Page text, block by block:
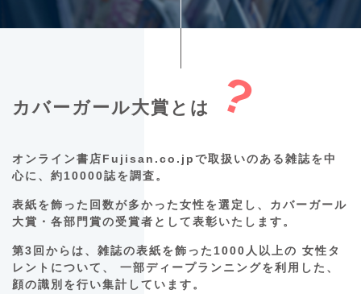
カバーガール大賞とは ?
オンライン書店Fujisan.co.jpで取扱いのある雑誌を中
心に、約10000誌を調査。
表紙を飾った回数が多かった女性を選定し、カバーガール
大賞・各部門賞の受賞者として表彰いたします。
第3回からは、雑誌の表紙を飾った1000人以上の 女性タ
レントについて、 一部ディープランニングを利用した、
顔の識別を行い集計しています。